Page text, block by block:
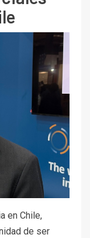
en Chile,
de ser